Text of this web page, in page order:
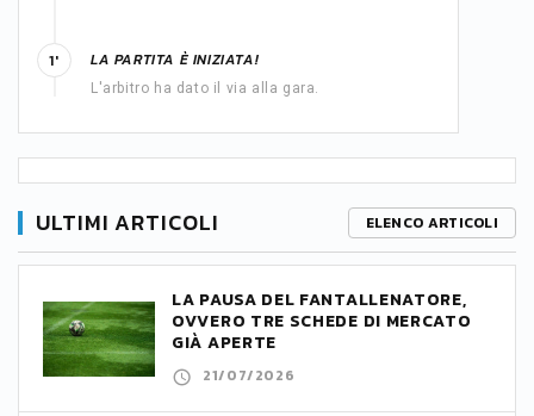
LA PARTITA È INIZIATA!
L'arbitro ha dato il via alla gara.
1'
ULTIMI ARTICOLI ELENCO ARTICOLI
LA PAUSA DEL FANTALLENATORE,
OVVERO TRE SCHEDE DI MERCATO
GIÀ APERTE
21/07/2026